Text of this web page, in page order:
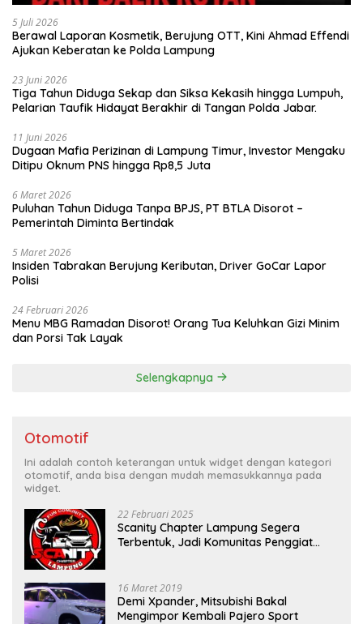
5 Juli 2026
Berawal Laporan Kosmetik, Berujung OTT, Kini Ahmad Effendi
Ajukan Keberatan ke Polda Lampung
23 Juni 2026
Tiga Tahun Diduga Sekap dan Siksa Kekasih hingga Lumpuh,
Pelarian Taufik Hidayat Berakhir di Tangan Polda Jabar.
11 Juni 2026
Dugaan Mafia Perizinan di Lampung Timur, Investor Mengaku
Ditipu Oknum PNS hingga Rp8,5 Juta
6 Maret 2026
Puluhan Tahun Diduga Tanpa BPJS, PT BTLA Disorot –
Pemerintah Diminta Bertindak
5 Maret 2026
Insiden Tabrakan Berujung Keributan, Driver GoCar Lapor
Polisi
24 Februari 2026
Menu MBG Ramadan Disorot! Orang Tua Keluhkan Gizi Minim
dan Porsi Tak Layak
Selengkapnya
Otomotif
Ini adalah contoh keterangan untuk widget dengan kategori
otomotif, anda bisa dengan mudah memasukkannya pada
widget.
22 Februari 2025
Scanity Chapter Lampung Segera
Terbentuk, Jadi Komunitas Penggiat
16 Maret 2019
Demi Xpander, Mitsubishi Bakal
Mengimpor Kembali Pajero Sport